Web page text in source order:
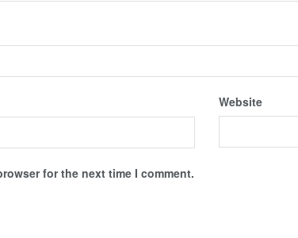
Website
for the next time I comment.